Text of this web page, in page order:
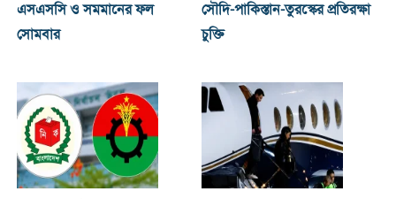
এসএসসি ও সমমানের ফল
সোমবার
সৌদি-পাকিস্তান-তুরস্কের প্রতিরক্ষা
চুক্তি